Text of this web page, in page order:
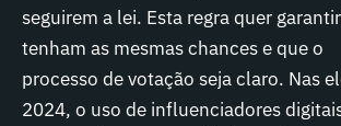
seguirem a lei. Esta regra quer
tenham as mesmas chances e que o
processo de votação seja claro. Nas
2024, o uso de influenciadores